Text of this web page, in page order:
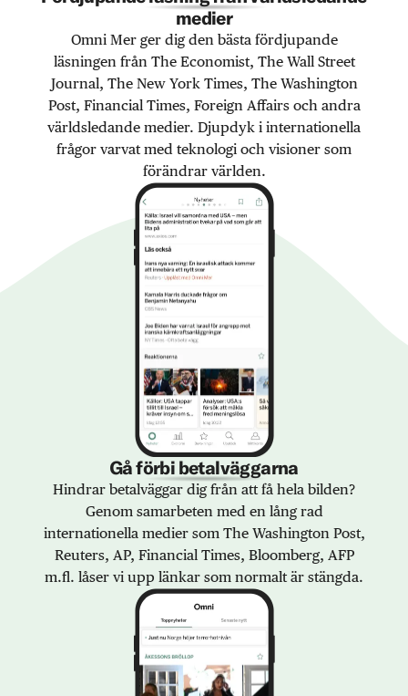
medier
Omni Mer ger dig den bästa fördjupande
läsningen från The Economist, The Wall Street
Journal, The New York Times, The Washington
Post, Financial Times, Foreign Affairs och andra
världsledande medier. Djupdyk i internationella
frågor varvat med teknologi och visioner som
förändrar världen.
Gå förbi betalväggarna
Hindrar betalväggar dig från att få hela bilden?
Genom samarbeten med en lång rad
internationella medier som The Washington Post,
Reuters, AP, Financial Times, Bloomberg, AFP
m.fl. låser vi upp länkar som normalt är stängda.